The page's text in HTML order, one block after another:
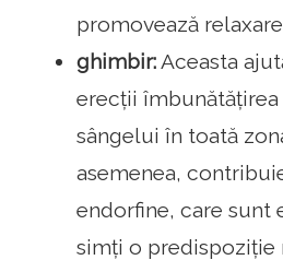
promovează
ghimbir:Aceasta
erecții
sângelui în toată
asemenea,
endorfine, care sunt
simți o predispoziție